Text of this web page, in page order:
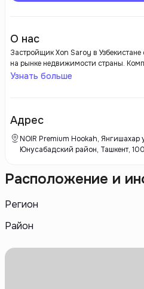
О нас
Застройщик Xon Saroy в
на рынке недвижимости страны.
надежный партнер в области жилой и
объектов, что делает их
функциональности, но и эстетики.
Узнать больше
Адрес
NOIR Premium Hookah,
Юнусабадский район, Ташкент,
Расположение и
Регион
Район